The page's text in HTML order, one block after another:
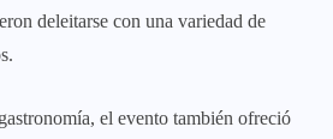
deleitarse con una variedad de
el evento también ofreció